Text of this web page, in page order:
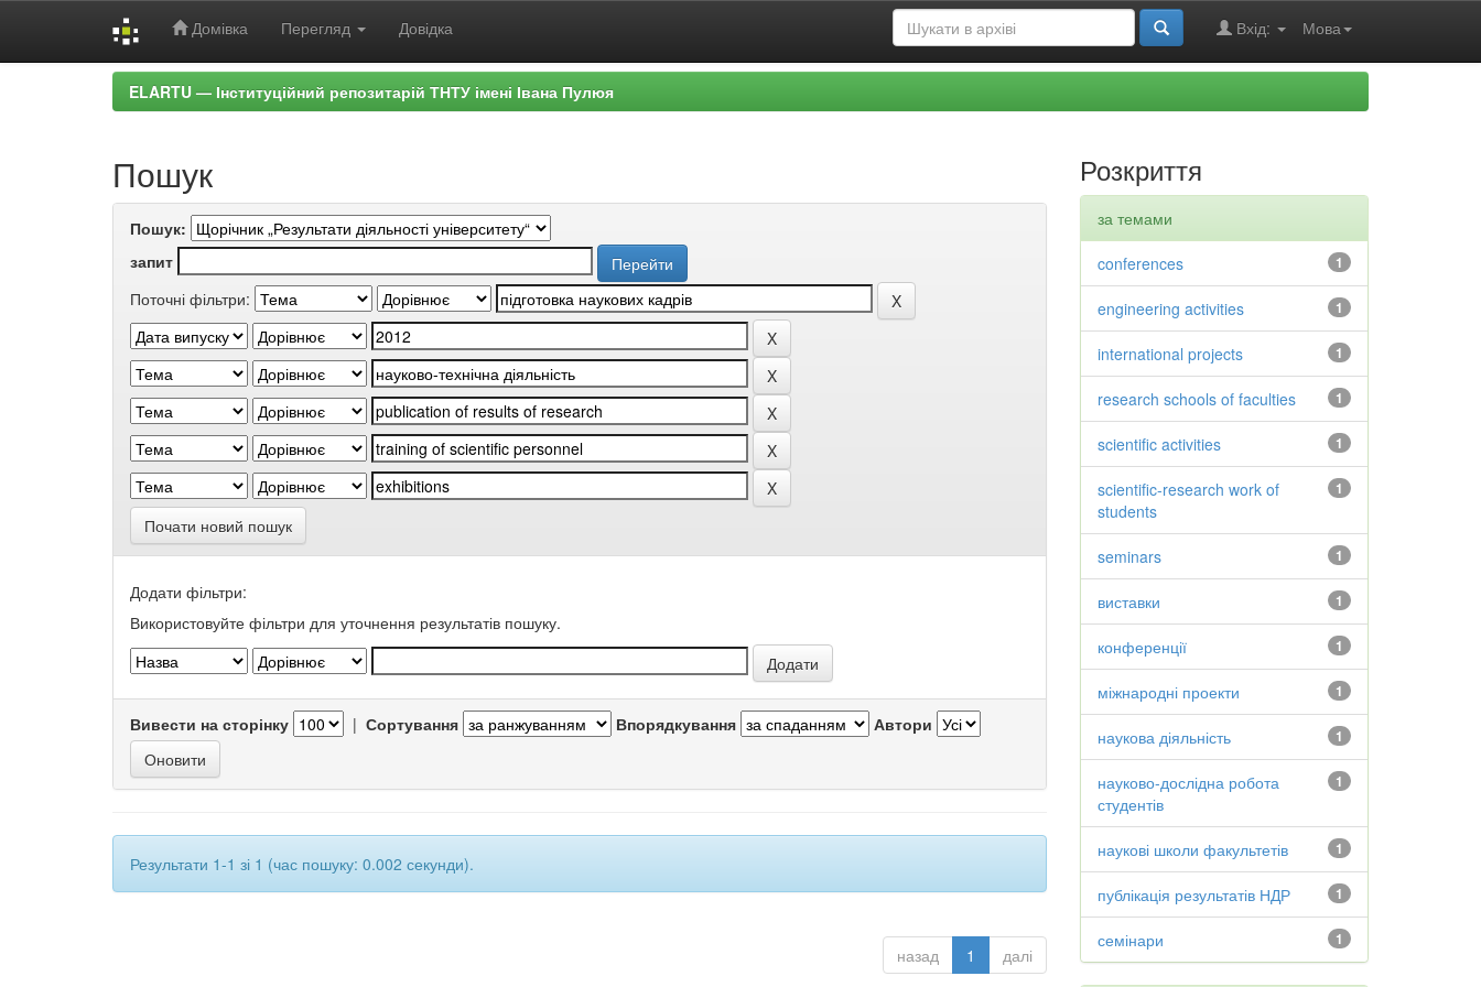
Домівка Перегляд Довідка Мова
Вхід:
ELARTU — Інституційний репозитарій ТНТУ імені Івана Пулюя
Пошук
Пошук:
запит
Поточні фільтри:
Почати новий пошук
Додати фільтри:
Використовуйте фільтри для уточнення результатів пошуку.
Вивести на сторінку | Сортування Впорядкування Автори
Результати 1-1 зі 1 (час пошуку: 0.002 секунди).
назад 1 далі
Розкриття
за темами
1
conferences
1
engineering activities
1
international projects
1
research schools of faculties
1
scientific activities
1
scientific-research work of
students
1
seminars
1
виставки
1
конференції
1
міжнародні проекти
1
наукова діяльність
1
науково-дослідна робота
студентів
1
наукові школи факультетів
1
публікація результатів НДР
1
семінари